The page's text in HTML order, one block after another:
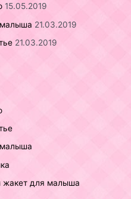
15.05.2019
21.03.2019
21.03.2019
жакет для малыша